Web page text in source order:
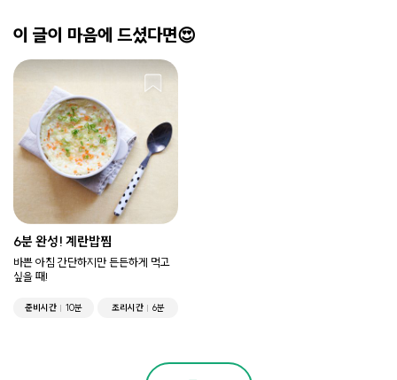
이 글이 마음에 드셨다면😍
6분 완성! 계란밥찜
바쁜 아침 간단하지만 든든하게 먹고
싶을 때!
준비시간 10분 조리시간 6분